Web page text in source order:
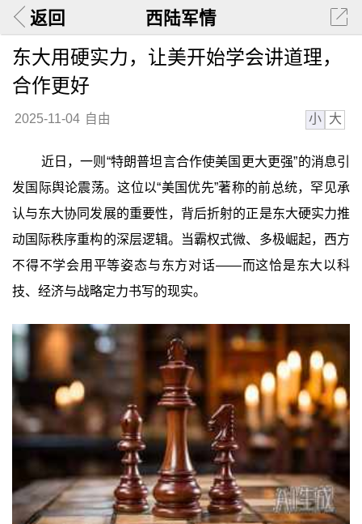
返回 西陆军情
东大用硬实力，让美开始学会讲道理，
合作更好
2025-11-04 自由 小 大
近日，一则“特朗普坦言合作使美国更大更强”的消息引
发国际舆论震荡。这位以“美国优先”著称的前总统，罕见承
认与东大协同发展的重要性，背后折射的正是东大硬实力推
动国际秩序重构的深层逻辑。当霸权式微、多极崛起，西方
不得不学会用平等姿态与东方对话——而这恰是东大以科
技、经济与战略定力书写的现实。